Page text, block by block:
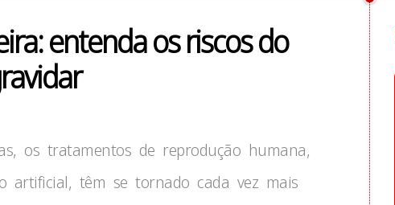
entenda os riscos do
os tratamentos de reprodução humana,
artificial, têm se tornado cada vez mais